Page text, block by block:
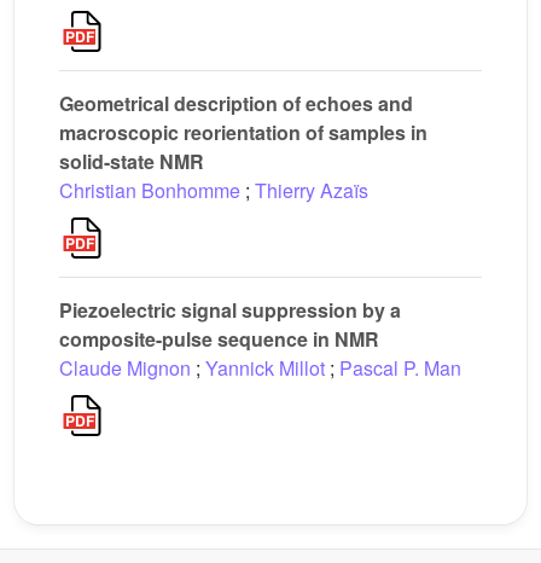
Geometrical description of echoes and
macroscopic reorientation of samples in
solid-state NMR
Christian Bonhomme ; Thierry Azaïs
Piezoelectric signal suppression by a
composite-pulse sequence in NMR
Claude Mignon ; Yannick Millot ; Pascal P. Man